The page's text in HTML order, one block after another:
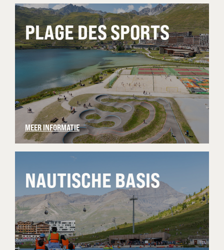
PLAGE DES SPORTS
MEER INFORMATIE
NAUTISCHE BASIS